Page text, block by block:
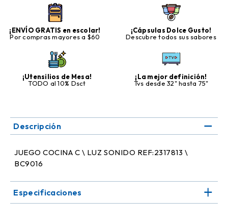
¡ENVÍO GRATIS en escolar!
Por compras mayores a $60
¡Cápsulas Dolce Gusto!
Descubre todos sus sabores
¡Utensilios de Mesa!
TODO al 10% Dsct
¡La mejor definición!
Tvs desde 32" hasta 75"
Descripción
JUEGO COCINA C \ LUZ SONIDO REF:2317813 \
BC9016
Especificaciones